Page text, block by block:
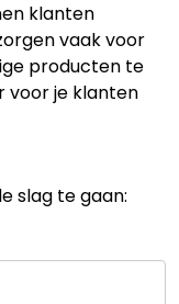
klanten
vaak voor
producten te
voor je klanten
slag te gaan: